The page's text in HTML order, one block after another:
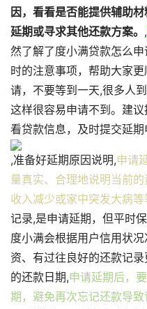
因，看看是否能提供辅助
延期或寻求其他还款方案。 ,
然了解了度小满贷款怎么
时的注意事项，帮助大家
请，不要等到一天,很多人
这样很容易申请不到。建
看贷款信息，及时提交延期
,准备好延期原因说明,申请
量真实、合理地说明当前的
收入减少或家中突发大病等
记录,是申请延期，但平时
度小满会根据用户信用状
资、有过往良好的还款记
的还款日期,申请延期后，
期，避免再次忘记还款导致